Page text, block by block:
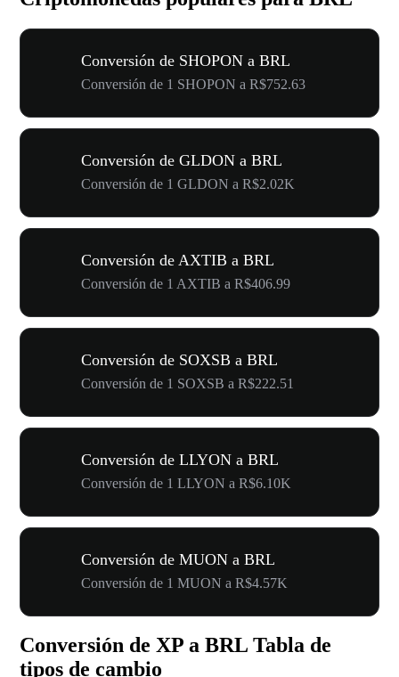
Conversión de SHOPON a BRL
Conversión de 1 SHOPON a R$752.63
Conversión de GLDON a BRL
Conversión de 1 GLDON a R$2.02K
Conversión de AXTIB a BRL
Conversión de 1 AXTIB a R$406.99
Conversión de SOXSB a BRL
Conversión de 1 SOXSB a R$222.51
Conversión de LLYON a BRL
Conversión de 1 LLYON a R$6.10K
Conversión de MUON a BRL
Conversión de 1 MUON a R$4.57K
Conversión de XP a BRL Tabla de
tipos de cambio